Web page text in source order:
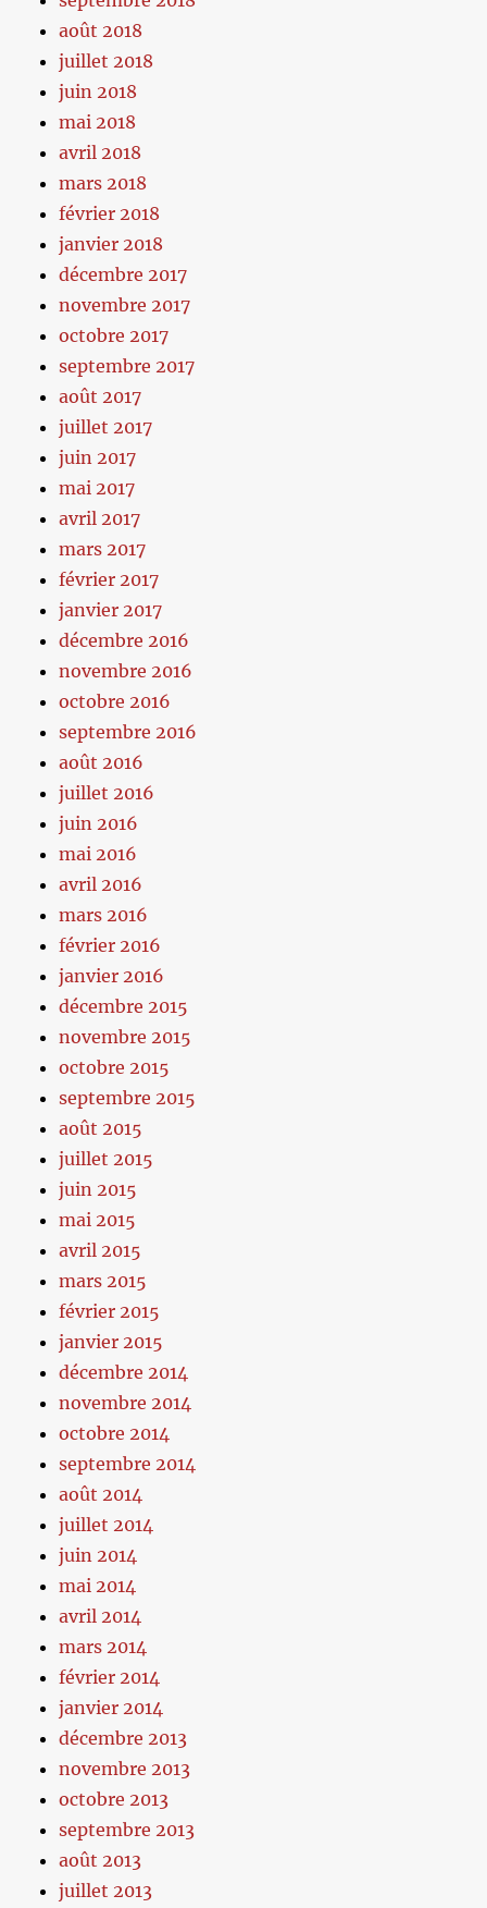
août 2018
juillet 2018
juin 2018
mai 2018
avril 2018
mars 2018
février 2018
janvier 2018
décembre 2017
novembre 2017
octobre 2017
septembre 2017
août 2017
juillet 2017
juin 2017
mai 2017
avril 2017
mars 2017
février 2017
janvier 2017
décembre 2016
novembre 2016
octobre 2016
septembre 2016
août 2016
juillet 2016
juin 2016
mai 2016
avril 2016
mars 2016
février 2016
janvier 2016
décembre 2015
novembre 2015
octobre 2015
septembre 2015
août 2015
juillet 2015
juin 2015
mai 2015
avril 2015
mars 2015
février 2015
janvier 2015
décembre 2014
novembre 2014
octobre 2014
septembre 2014
août 2014
juillet 2014
juin 2014
mai 2014
avril 2014
mars 2014
février 2014
janvier 2014
décembre 2013
novembre 2013
octobre 2013
septembre 2013
août 2013
juillet 2013